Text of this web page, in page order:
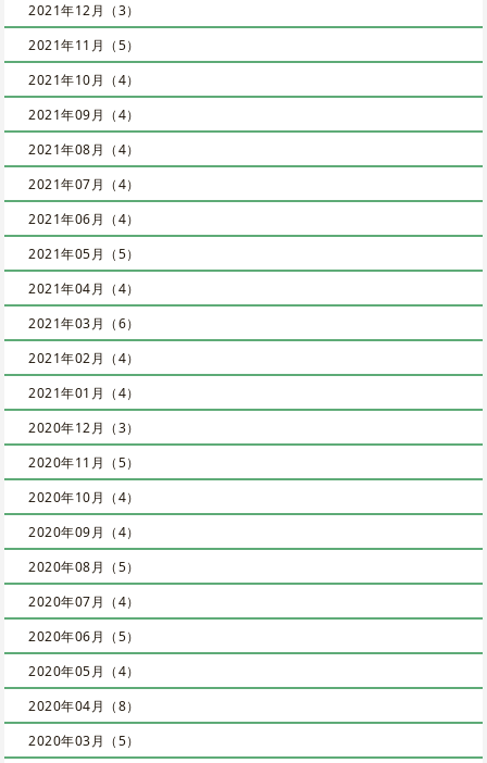
2021年12月（3）
2021年11月（5）
2021年10月（4）
2021年09月（4）
2021年08月（4）
2021年07月（4）
2021年06月（4）
2021年05月（5）
2021年04月（4）
2021年03月（6）
2021年02月（4）
2021年01月（4）
2020年12月（3）
2020年11月（5）
2020年10月（4）
2020年09月（4）
2020年08月（5）
2020年07月（4）
2020年06月（5）
2020年05月（4）
2020年04月（8）
2020年03月（5）